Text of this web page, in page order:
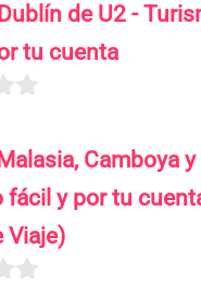
de U2 -
tu cuenta
Camboya
y por tu
Viaje)